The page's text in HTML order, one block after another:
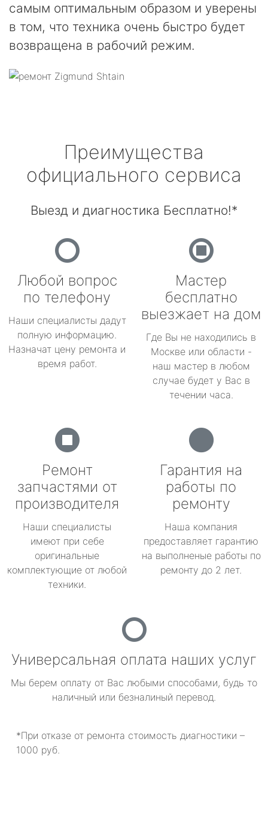
самым оптимальным образом и уверены
в том, что техника очень быстро будет
возвращена в рабочий режим.
Преимущества
официального сервиса
Выезд и диагностика Бесплатно!*
Любой вопрос
по телефону
Наши специалисты дадут
полную информацию.
Назначат цену ремонта и
время работ.
Мастер
бесплатно
выезжает на дом
Где Вы не находились в
Москве или области -
наш мастер в любом
случае будет у Вас в
течении часа.
Ремонт
запчастями от
производителя
Наши специалисты
имеют при себе
оригинальные
комплектующие от любой
техники.
Гарантия на
работы по
ремонту
Наша компания
предоставляет гарантию
на выполненые работы по
ремонту до 2 лет.
Универсальная оплата наших услуг
Мы берем оплату от Вас любыми способами, будь то
наличный или безналиный перевод.
*При отказе от ремонта стоимость диагностики –
1000 руб.